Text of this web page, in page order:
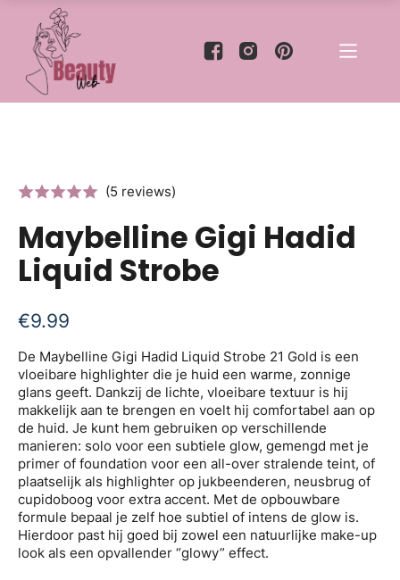
(5 reviews)
Maybelline Gigi Hadid
Liquid Strobe
€9.99
De Maybelline Gigi Hadid Liquid Strobe 21 Gold is een
vloeibare highlighter die je huid een warme, zonnige
glans geeft. Dankzij de lichte, vloeibare textuur is hij
makkelijk aan te brengen en voelt hij comfortabel aan op
de huid. Je kunt hem gebruiken op verschillende
manieren: solo voor een subtiele glow, gemengd met je
primer of foundation voor een all-over stralende teint, of
plaatselijk als highlighter op jukbeenderen, neusbrug of
cupidoboog voor extra accent. Met de opbouwbare
formule bepaal je zelf hoe subtiel of intens de glow is.
Hierdoor past hij goed bij zowel een natuurlijke make-up
look als een opvallender “glowy” effect.